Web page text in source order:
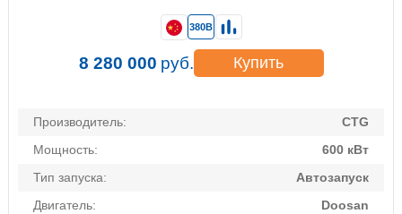
Производитель:
CTG
Мощность:
600 кВт
Тип запуска:
Автозапуск
Двигатель:
Doosan
380В
8 280 000 руб. Купить